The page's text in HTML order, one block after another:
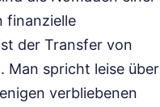
finanzielle
der Transfer von
Man spricht leise über
verbliebenen